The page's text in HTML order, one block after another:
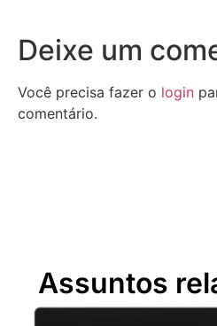
Deixe um
Você precisa fazer o login
comentário.
Assuntos